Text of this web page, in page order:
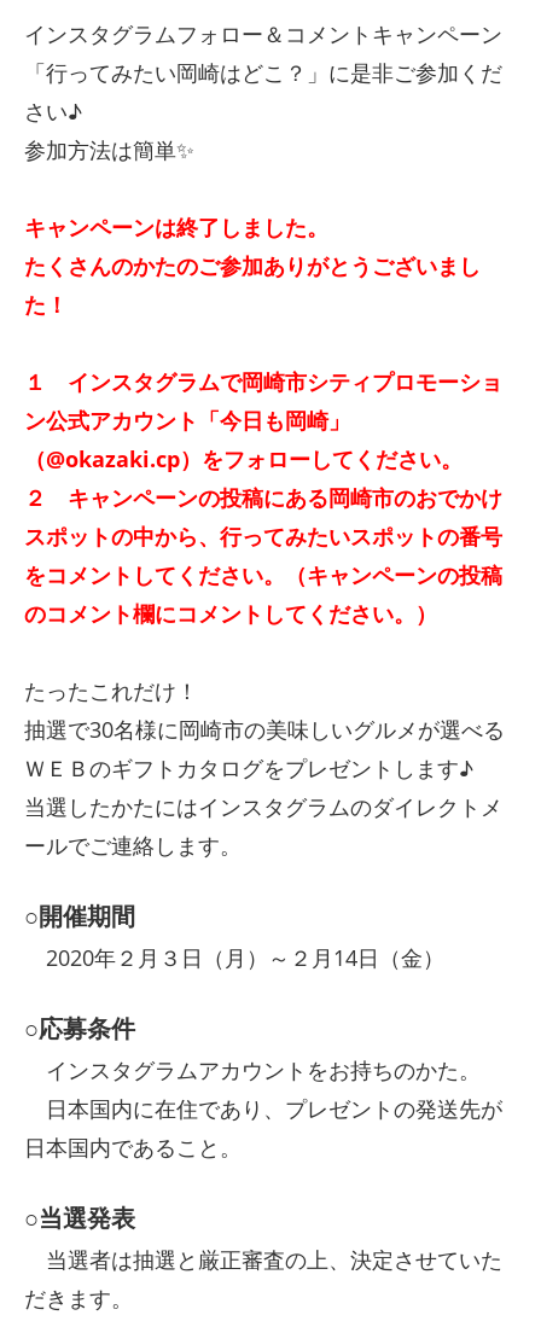
インスタグラムフォロー＆コメントキャンペーン
「行ってみたい岡崎はどこ？」に是非ご参加くだ
さい♪
参加方法は簡単✨
キャンペーンは終了しました。
たくさんのかたのご参加ありがとうございまし
た！
１ インスタグラムで岡崎市シティプロモーショ
ン公式アカウント「今日も岡崎」
（@okazaki.cp）をフォローしてください。
２ キャンペーンの投稿にある岡崎市のおでかけ
スポットの中から、行ってみたいスポットの番号
をコメントしてください。（キャンペーンの投稿
のコメント欄にコメントしてください。）
たったこれだけ！
抽選で30名様に岡崎市の美味しいグルメが選べる
ＷＥＢのギフトカタログをプレゼントします♪
当選したかたにはインスタグラムのダイレクトメ
ールでご連絡します。
○開催期間
2020年２月３日（月）～２月14日（金）
○応募条件
インスタグラムアカウントをお持ちのかた。
日本国内に在住であり、プレゼントの発送先が
日本国内であること。
○当選発表
当選者は抽選と厳正審査の上、決定させていた
だきます。